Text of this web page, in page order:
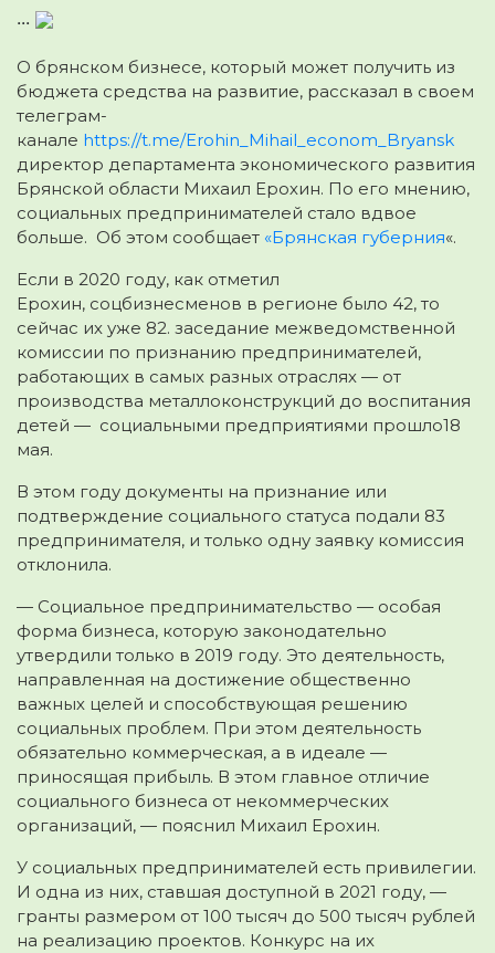
...
О брянском бизнесе, который может получить из
бюджета средства на развитие, рассказал в своем
телеграм-
канале https://t.me/Erohin_Mihail_econom_Bryansk
директор департамента экономического развития
Брянской области Михаил Ерохин. По его мнению,
социальных предпринимателей стало вдвое
больше. Об этом сообщает «Брянская губерния«.
Если в 2020 году, как отметил
Ерохин, соцбизнесменов в регионе было 42, то
сейчас их уже 82. заседание межведомственной
комиссии по признанию предпринимателей,
работающих в самых разных отраслях — от
производства металлоконструкций до воспитания
детей — социальными предприятиями прошло18
мая.
В этом году документы на признание или
подтверждение социального статуса подали 83
предпринимателя, и только одну заявку комиссия
отклонила.
— Социальное предпринимательство — особая
форма бизнеса, которую законодательно
утвердили только в 2019 году. Это деятельность,
направленная на достижение общественно
важных целей и способствующая решению
социальных проблем. При этом деятельность
обязательно коммерческая, а в идеале —
приносящая прибыль. В этом главное отличие
социального бизнеса от некоммерческих
организаций, — пояснил Михаил Ерохин.
У социальных предпринимателей есть привилегии.
И одна из них, ставшая доступной в 2021 году, —
гранты размером от 100 тысяч до 500 тысяч рублей
на реализацию проектов. Конкурс на их